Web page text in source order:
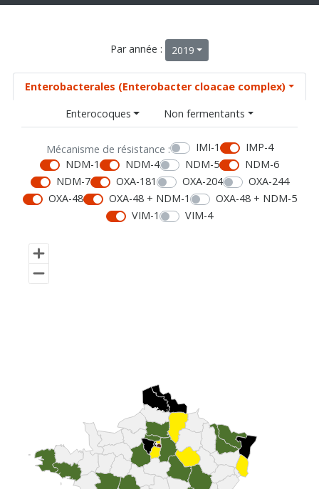
Par année : 2019
Enterobacterales (Enterobacter cloacae complex)
Enterocoques
Non fermentants
Mécanisme de résistance : IMI-1
IMP-4
NDM-1
NDM-4 NDM-5
NDM-6
NDM-7
OXA-181 OXA-204
OXA-244
OXA-48
OXA-48 + NDM-1
OXA-48 + NDM-5
VIM-1
VIM-4